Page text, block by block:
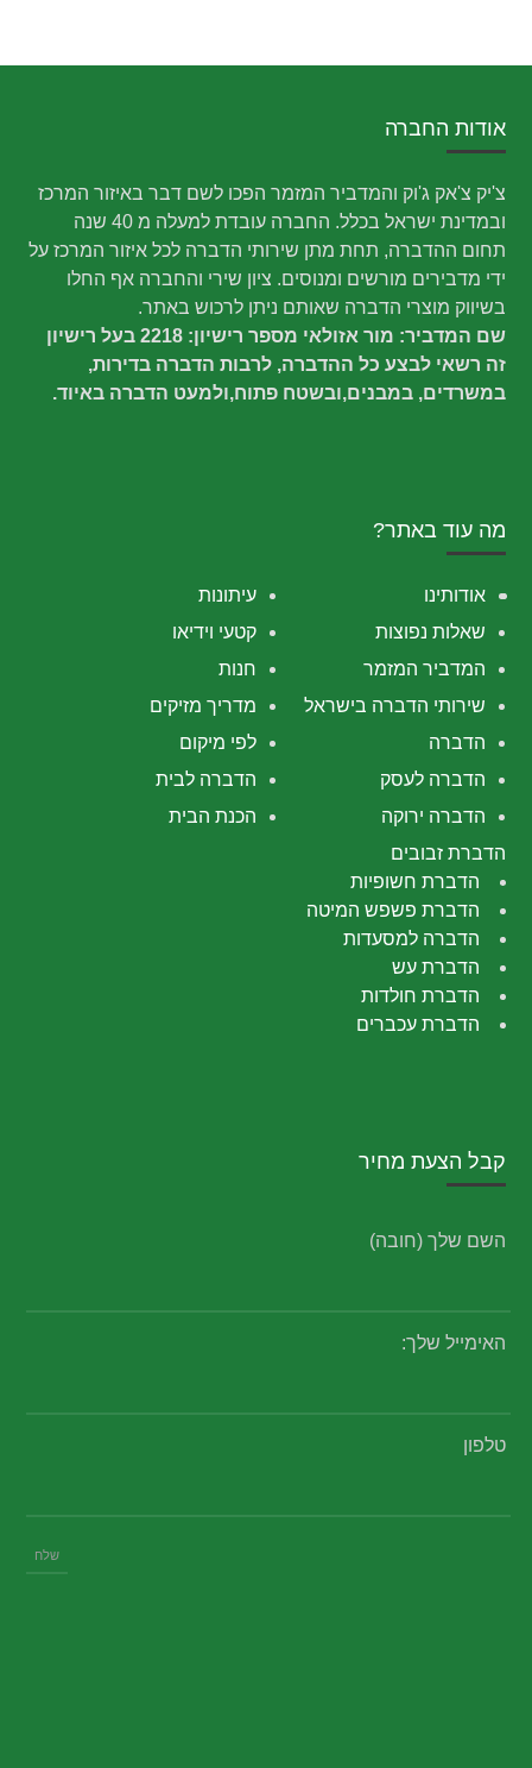
אודות החברה
צ'יק צ'אק ג'וק והמדביר המזמר הפכו לשם דבר באיזור המרכז
ובמדינת ישראל בכלל. החברה עובדת למעלה מ 40 שנה
תחום ההדברה, תחת מתן שירותי הדברה לכל איזור המרכז על
ידי מדבירים מורשים ומנוסים. ציון שירי והחברה אף החלו
בשיווק מוצרי הדברה שאותם ניתן לרכוש באתר.
שם המדביר: מור אזולאי מספר רישיון: 2218 בעל רישיון
זה רשאי לבצע כל ההדברה, לרבות הדברה בדירות,
במשרדים, במבנים,ובשטח פתוח,ולמעט הדברה באיוד.
מה עוד באתר?
עיתונות
אודותינו
קטעי וידיאו
שאלות נפוצות
חנות
המדביר המזמר
מדריך מזיקים
שירותי הדברה בישראל
לפי מיקום
הדברה
הדברה לבית
הדברה לעסק
הכנת הבית
הדברה ירוקה
הדברת זבובים
הדברת חשופיות
הדברת פשפש המיטה
הדברה למסעדות
הדברת עש
הדברת חולדות
הדברת עכברים
קבל הצעת מחיר
השם שלך (חובה)
האימייל שלך:
טלפון